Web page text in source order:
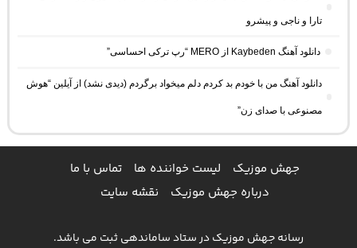
تارا و ناجی و پیشرو
دانلود آهنگ Kaybeden از MERO “رپ ترکی احساسی”
دانلود آهنگ من با خودم بد کردم دلم میخواد برگردم (دیدی نشد) از آیلین “هوش
مصنوعی با صدای زن”
جهش موزیک لیست خواننده ها
تماس با ما
درباره جهش موزیک
نقشه سایت
رسانه جهش موزیک در ستاد ساماندهی ثبت می باشد.